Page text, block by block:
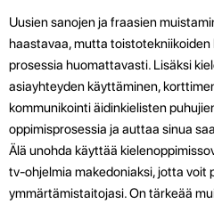
Uusien sanojen ja fraasien
haastavaa, mutta
prosessia huomattavasti. Lisäksi
asiayhteyden käyttäminen,
kommunikointi äidinkielisten
oppimisprosessia ja auttaa sinua
Älä unohda käyttää
tv-ohjelmia makedoniaksi, jotta voit
ymmärtämistaitojasi. On tärkeää